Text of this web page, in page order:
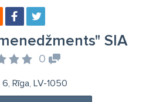
SIA
0
6, Rīga, LV-1050